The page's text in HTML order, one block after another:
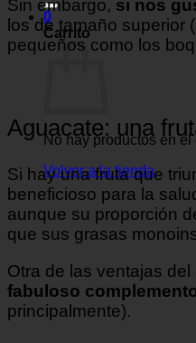
0
Carrito
No hay productos en el
Volver a la tienda
Sin embargo, si nos
los de tamaño superior
pequeños como los
Aguacate: una
Si hay una fruta que
beneficioso para la
aunque su proporción
que sus grasas
Otra de las ventajas
fabuloso
principalmente).